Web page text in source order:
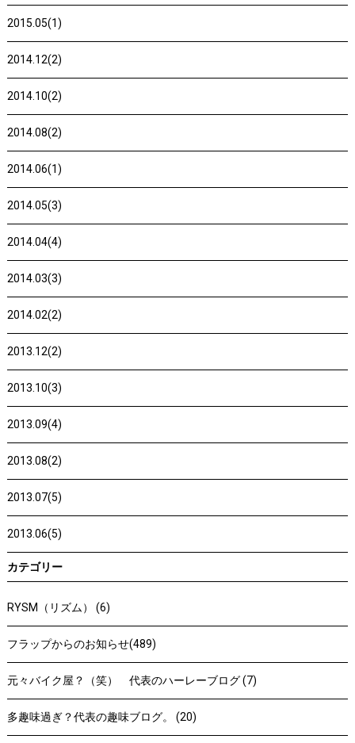
2015.05(1)
2014.12(2)
2014.10(2)
2014.08(2)
2014.06(1)
2014.05(3)
2014.04(4)
2014.03(3)
2014.02(2)
2013.12(2)
2013.10(3)
2013.09(4)
2013.08(2)
2013.07(5)
2013.06(5)
カテゴリー
RYSM（リズム） (6)
フラップからのお知らせ(489)
元々バイク屋？（笑） 代表のハーレーブログ (7)
多趣味過ぎ？代表の趣味ブログ。 (20)